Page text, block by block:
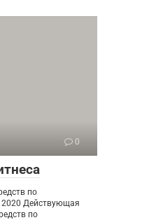
0
по
Действующая
по